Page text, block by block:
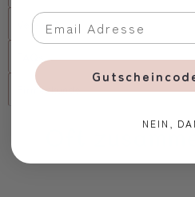
Versand
Firmenkunde
Oft NEIN,